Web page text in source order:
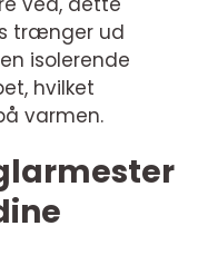
trænger ud
isolerende
hvilket
varmen.